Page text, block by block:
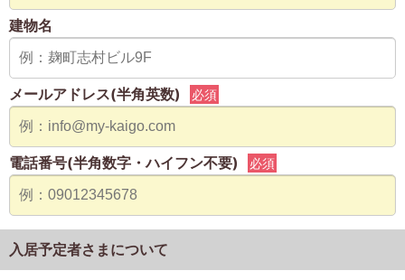
建物名
メールアドレス(半角英数) 必須
電話番号(半角数字・ハイフン不要) 必須
入居予定者さまについて